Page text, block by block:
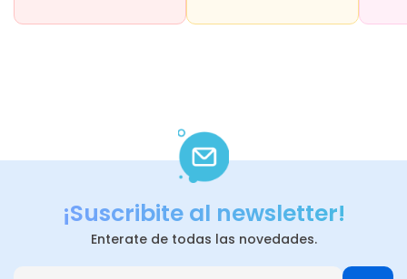
¡Suscribite al newsletter!
Enterate de todas las novedades.